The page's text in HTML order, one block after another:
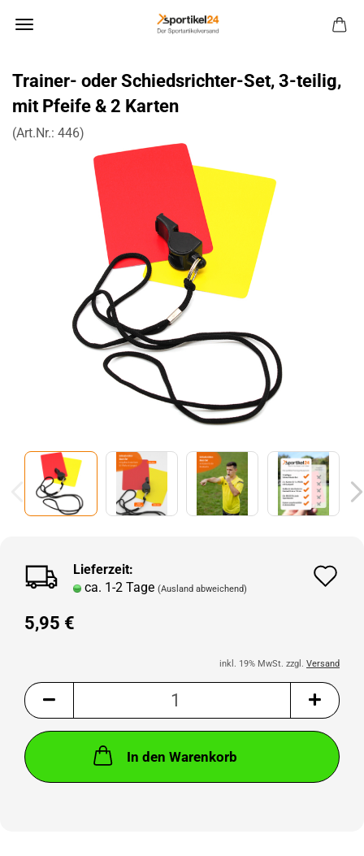
Trainer-​ oder Schiedsrichter-​Set, 3-​teilig,
mit Pfei­fe & 2 Kar­ten
(Art.Nr.: 446)
Lieferzeit:
ca. 1-2 Tage (Ausland abweichend)
5,95 €
inkl. 19% MwSt. zzgl. Versand
In den Warenkorb